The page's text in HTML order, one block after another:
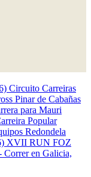
Circuito Carreiras
Pinar de Cabañas
para Mauri
Popular
Redondela
XVII RUN FOZ
Correr en Galicia,